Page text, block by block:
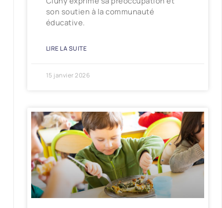
son soutien à la communauté
éducative.
LIRE LA SUITE
15 janvier 2026